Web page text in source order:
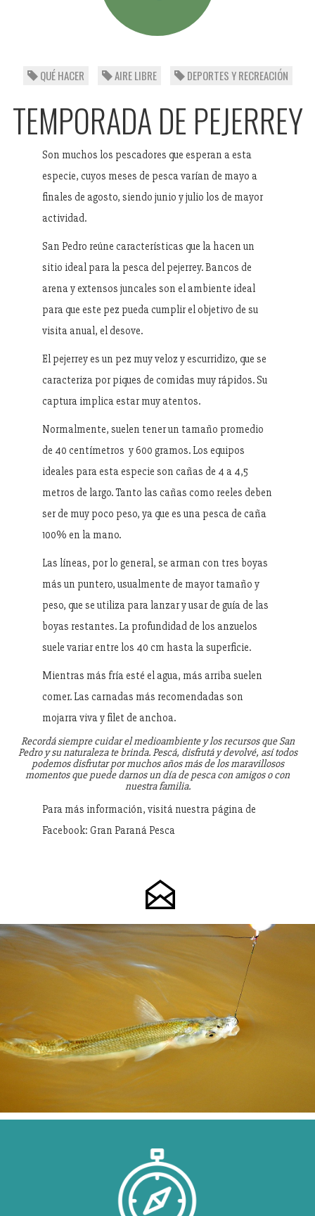
QUÉ HACER AIRE LIBRE DEPORTES Y RECREACIÓN
TEMPORADA DE PEJERREY
Son muchos los pescadores que esperan a esta
especie, cuyos meses de pesca varían de mayo a
finales de agosto, siendo junio y julio los de mayor
actividad.
San Pedro reúne características que la hacen un
sitio ideal para la pesca del pejerrey. Bancos de
arena y extensos juncales son el ambiente ideal
para que este pez pueda cumplir el objetivo de su
visita anual, el desove.
El pejerrey es un pez muy veloz y escurridizo, que se
caracteriza por piques de comidas muy rápidos. Su
captura implica estar muy atentos.
Normalmente, suelen tener un tamaño promedio
de 40 centímetros y 600 gramos. Los equipos
ideales para esta especie son cañas de 4 a 4,5
metros de largo. Tanto las cañas como reeles deben
ser de muy poco peso, ya que es una pesca de caña
100% en la mano.
Las líneas, por lo general, se arman con tres boyas
más un puntero, usualmente de mayor tamaño y
peso, que se utiliza para lanzar y usar de guía de las
boyas restantes. La profundidad de los anzuelos
suele variar entre los 40 cm hasta la superficie.
Mientras más fría esté el agua, más arriba suelen
comer. Las carnadas más recomendadas son
mojarra viva y filet de anchoa.
Recordá siempre cuidar el medioambiente y los recursos que San
Pedro y su naturaleza te brinda. Pescá, disfrutá y devolvé, así todos
podemos disfrutar por muchos años más de los maravillosos
momentos que puede darnos un día de pesca con amigos o con
nuestra familia.
Para más información, visitá nuestra página de
Facebook: Gran Paraná Pesca